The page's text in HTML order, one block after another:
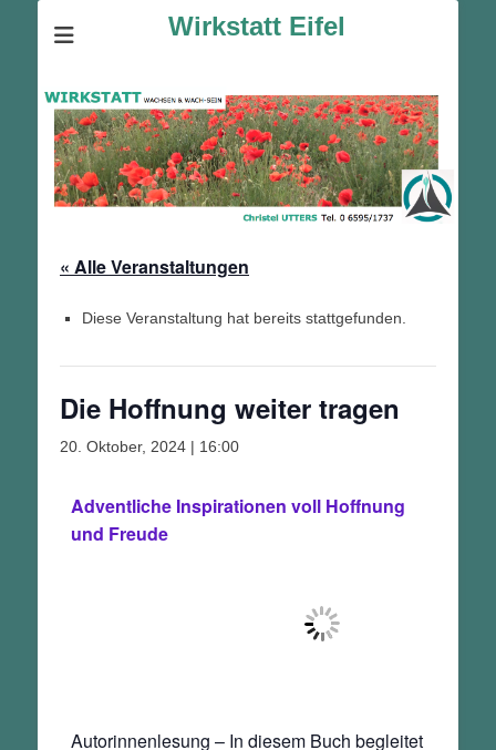
Wirkstatt Eifel
« Alle Veranstaltungen
Diese Veranstaltung hat bereits stattgefunden.
Die Hoffnung weiter tragen
20. Oktober, 2024 | 16:00
Adventliche Inspirationen voll Hoffnung
und Freude
Autorinnenlesung – In diesem Buch begleitet